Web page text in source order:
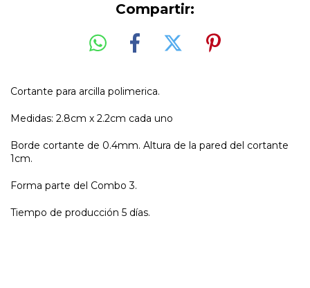
Compartir:
Cortante para arcilla polimerica.
Medidas: 2.8cm x 2.2cm cada uno
Borde cortante de 0.4mm. Altura de la pared del cortante
1cm.
Forma parte del Combo 3.
Tiempo de producción 5 días.